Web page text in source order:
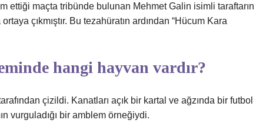
ettiği maçta tribünde bulunan Mehmet Galin isimli taraftarın
çıkmıştır. Bu tezahüratın ardından “Hücum Kara
hangi hayvan vardır?
çizildi. Kanatları açık bir kartal ve ağzında bir futbol
vurguladığı bir amblem örneğiydi.